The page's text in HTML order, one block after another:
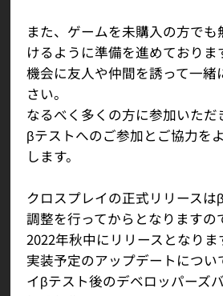
また、ゲームを未購入の方で
けるように準備を進めておりま
機会に友人や仲間を誘って一緒
さい。
なるべく多くの方に参加いただ
βテストへのご参加とご協力を
します。
クロスプレイの正式リリースは
調整を行ってからとなりますの
2022年秋中にリリースとなりま
実装予定のアップデートについ
イβテスト後のデベロッパーズ